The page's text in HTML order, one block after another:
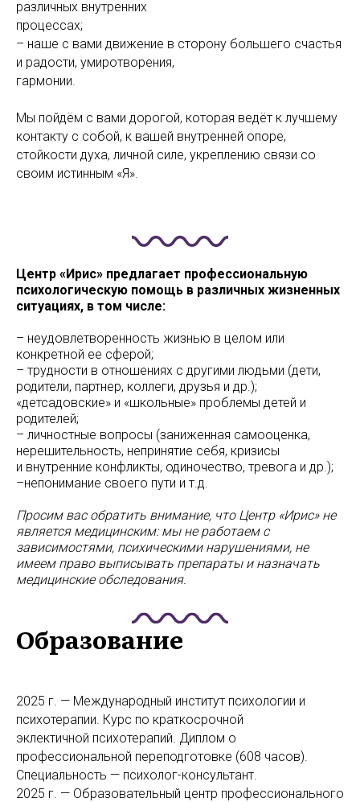
различных внутренних
процессах;
– наше с вами движение в сторону большего счастья
и радости, умиротворения,
гармонии.
Мы пойдём с вами дорогой, которая ведёт к лучшему
контакту с собой, к вашей внутренней опоре,
стойкости духа, личной силе, укреплению связи со
своим истинным «Я».
Центр «Ирис» предлагает профессиональную
психологическую помощь в различных жизненных
ситуациях, в том числе:
– неудовлетворенность жизнью в целом или
конкретной ее сферой;
– трудности в отношениях с другими людьми (дети,
родители, партнер, коллеги, друзья и др.);
«детсадовские» и «школьные» проблемы детей и
родителей;
– личностные вопросы (заниженная самооценка,
нерешительность, непринятие себя, кризисы
и внутренние конфликты, одиночество, тревога и др.);
–непонимание своего пути и т.д.
Просим вас обратить внимание, что Центр «Ирис» не
является медицинским: мы не работаем с
зависимостями, психическими нарушениями, не
имеем право выписывать препараты и назначать
медицинские обследования.
Образование
2025 г. — Международный институт психологии и
психотерапии. Курс по краткосрочной
эклектичной психотерапий. Диплом о
профессиональной переподготовке (608 часов).
Специальность — психолог-консультант.
2025 г. — Образовательный центр профессионального